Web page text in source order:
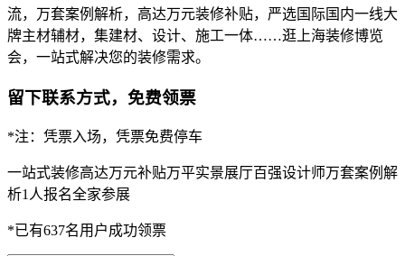
流，万套案例解析，高达万元装修补贴，严选国际国内一线大
牌主材辅材，集建材、设计、施工一体……逛上海装修博览
会，一站式解决您的装修需求。
留下联系方式，免费领票
*注：凭票入场，凭票免费停车
一站式装修高达万元补贴万平实景展厅百强设计师万套案例解
析1人报名全家参展
*已有637名用户成功领票